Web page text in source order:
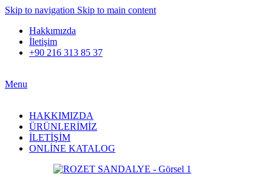
Skip to navigation Skip to main content
Hakkımızda
İletişim
+90 216 313 85 37
Menu
HAKKIMIZDA
ÜRÜNLERİMİZ
İLETİŞİM
ONLİNE KATALOG